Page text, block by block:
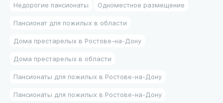
Недорогие пансионаты Одноместное размещение
Пансионат для пожилых в области
Дома престарелых в Ростове-на-Дону
Дома престарелых в области
Пансионаты для пожилых в Ростове-на-Дону
Пансионаты для пожилых в Ростове-на-Дону